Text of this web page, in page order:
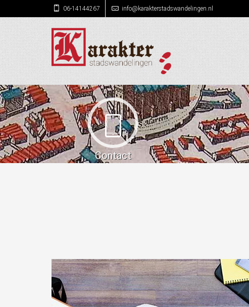
06-14144267 info@karakterstadswandelingen.nl
Contact